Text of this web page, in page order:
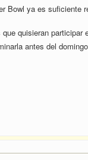
Bowl ya es suficiente
quisieran participar
antes del